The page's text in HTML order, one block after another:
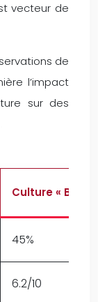
vecteur de
de
l’impact
sur des
Culture « Bro »
45%
6.2/10